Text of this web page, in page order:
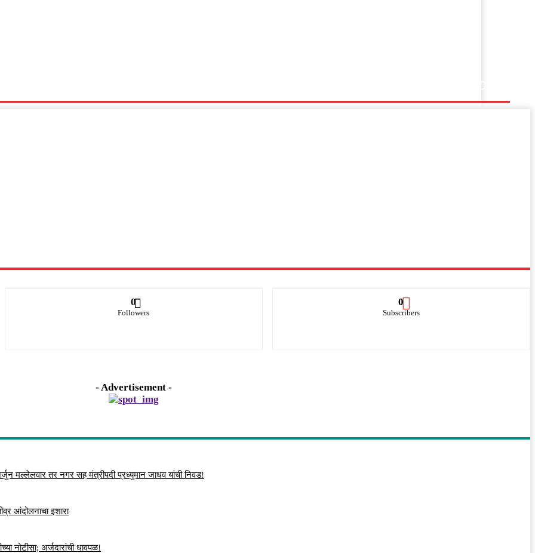
0
Followers
0
Subscribers
- Advertisement -
मल्लेलवार तर नगर सह मंत्रीपदी प्रध्युमान जाधव यांची निवड!
आंदोलनाचा इशारा
नोटीसा; अर्जदारांची धावपळ!